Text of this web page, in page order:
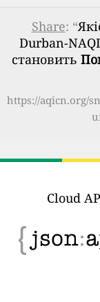
Share: “
Durban-
становить
https://aqicn.org/
Cloud